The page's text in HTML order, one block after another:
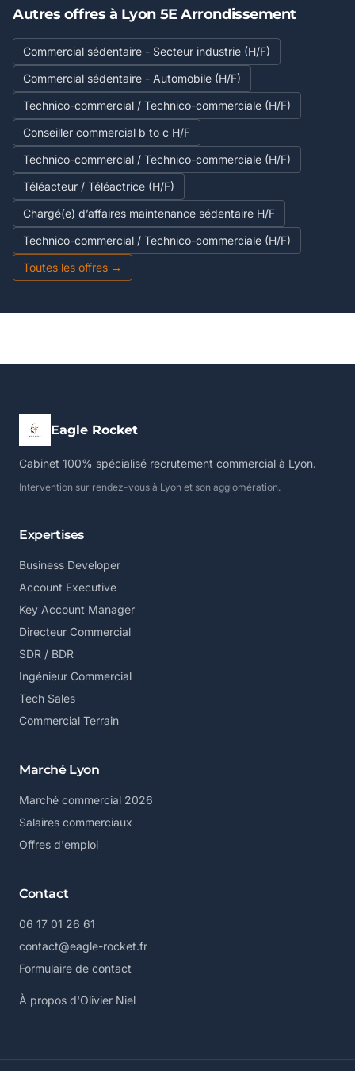
Autres offres à Lyon 5E Arrondissement
Commercial sédentaire - Secteur industrie (H/F)
Commercial sédentaire - Automobile (H/F)
Technico-commercial / Technico-commerciale (H/F)
Conseiller commercial b to c H/F
Technico-commercial / Technico-commerciale (H/F)
Téléacteur / Téléactrice (H/F)
Chargé(e) d’affaires maintenance sédentaire H/F
Technico-commercial / Technico-commerciale (H/F)
Toutes les offres →
Eagle Rocket
Cabinet 100% spécialisé recrutement commercial à Lyon.
Intervention sur rendez-vous à Lyon et son agglomération.
Expertises
Business Developer
Account Executive
Key Account Manager
Directeur Commercial
SDR / BDR
Ingénieur Commercial
Tech Sales
Commercial Terrain
Marché Lyon
Marché commercial 2026
Salaires commerciaux
Offres d'emploi
Contact
06 17 01 26 61
contact@eagle-rocket.fr
Formulaire de contact
À propos d'Olivier Niel